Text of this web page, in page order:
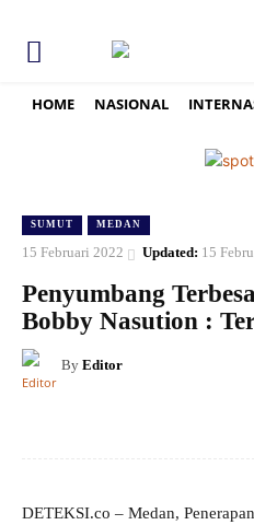
HOME NASIONAL
SUMUT MEDAN
15 Februari 2022 Updated: 15
Penyumbang
Bobby Nasution :
By Editor
DETEKSI.co – Medan,